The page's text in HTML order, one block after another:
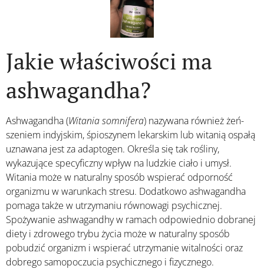
Jakie właściwości ma
ashwagandha?
Ashwagandha (Witania somnifera) nazywana również żeń-
szeniem indyjskim, śpioszynem lekarskim lub witanią ospałą
uznawana jest za adaptogen. Określa się tak rośliny,
wykazujące specyficzny wpływ na ludzkie ciało i umysł.
Witania może w naturalny sposób wspierać odporność
organizmu w warunkach stresu. Dodatkowo ashwagandha
pomaga także w utrzymaniu równowagi psychicznej.
Spożywanie ashwagandhy w ramach odpowiednio dobranej
diety i zdrowego trybu życia może w naturalny sposób
pobudzić organizm i wspierać utrzymanie witalności oraz
dobrego samopoczucia psychicznego i fizycznego.